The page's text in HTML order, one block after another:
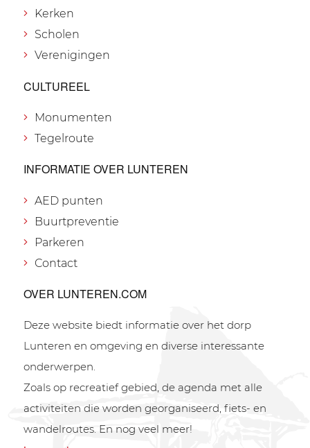
Kerken
Scholen
Verenigingen
CULTUREEL
Monumenten
Tegelroute
INFORMATIE OVER LUNTEREN
AED punten
Buurtpreventie
Parkeren
Contact
OVER LUNTEREN.COM
Deze website biedt informatie over het dorp
Lunteren en omgeving en diverse interessante
onderwerpen.
Zoals op recreatief gebied, de agenda met alle
activiteiten die worden georganiseerd, fiets- en
wandelroutes. En nog veel meer!